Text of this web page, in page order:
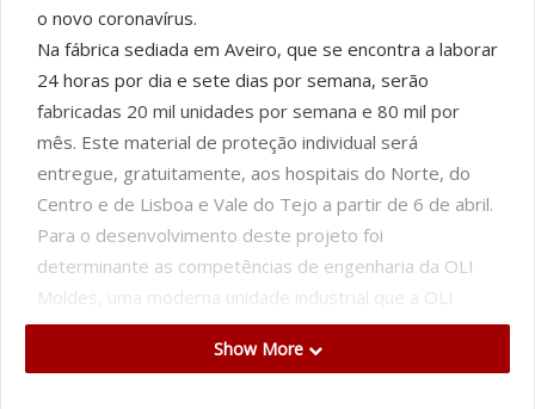
o novo coronavírus.
Na fábrica sediada em Aveiro, que se encontra a laborar
24 horas por dia e sete dias por semana, serão
fabricadas 20 mil unidades por semana e 80 mil por
mês. Este material de proteção individual será
entregue, gratuitamente, aos hospitais do Norte, do
Centro e de Lisboa e Vale do Tejo a partir de 6 de abril.
Para o desenvolvimento deste projeto foi
determinante as competências de engenharia da OLI
Moldes, uma moderna unidade industrial que a OLI
inaugurou há dois anos no seu complexo industrial, com
o objetivo fabricar moldes complexos para as indústrias
Show More